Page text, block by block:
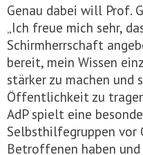
Genau dabei will Prof.
„Ich freue mich sehr,
Schirmherrschaft
bereit, mein Wissen
stärker zu machen und
Öffentlichkeit zu
AdP spielt eine
Selbsthilfegruppen
Betroffenen haben